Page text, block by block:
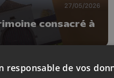
27/05/2026
consacré à
responsable de vos